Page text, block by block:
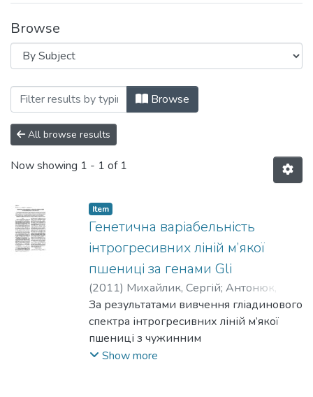
Browse
Browsing 119: Біологія та екологія
Browse
All browse results
Now showing 1 - 1 of 1
Item
Генетична варіабельність
інтрогресивних ліній м’якої
пшениці за генами Gli
(2011) Михайлик, Сергій; Антонюк,
Максим;Терновська, Тамара
За результатами вивчення гліадинового
спектра інтрогресивних ліній м’якої
пшениці з чужинним
генетичним матеріалом від видів
Show more